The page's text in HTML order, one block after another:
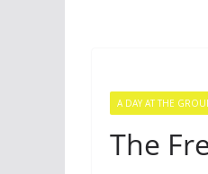
A DAY AT THE
The